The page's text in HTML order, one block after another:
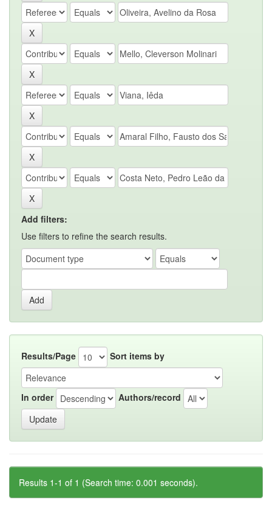
Add filters:
Use filters to refine the search results.
Results/Page Sort items by
In order Authors/record
Results 1-1 of 1 (Search time: 0.001 seconds).